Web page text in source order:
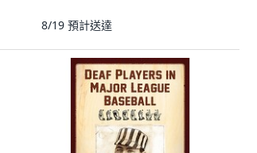
8/19 預計送達